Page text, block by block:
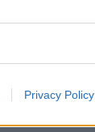
Privacy Policy